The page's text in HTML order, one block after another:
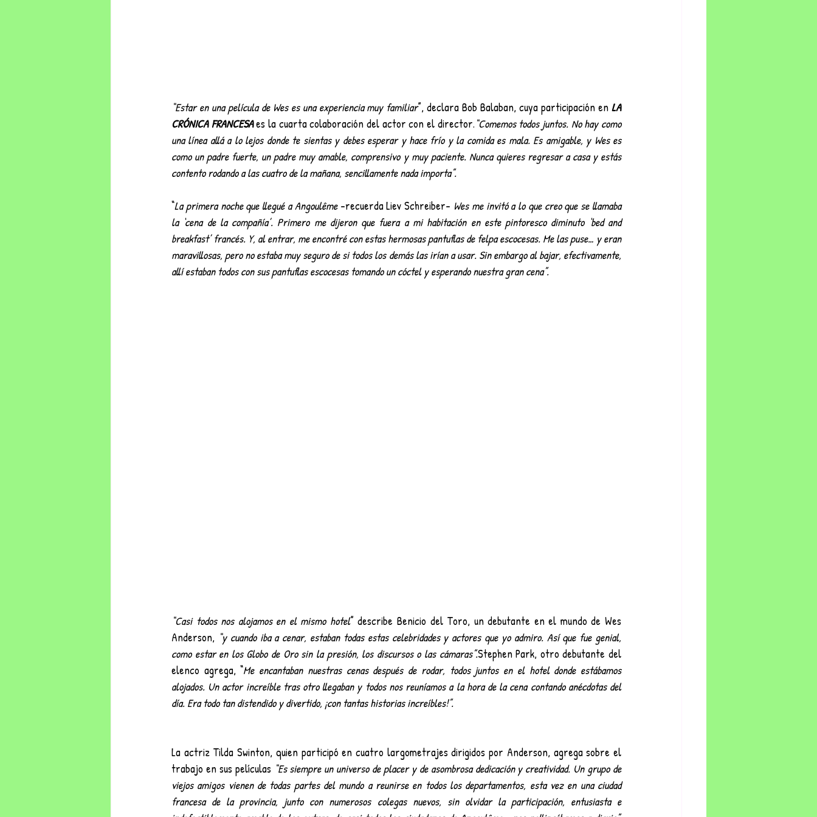
“Estar en una película de Wes es una experiencia muy familiar”, declara Bob Balaban, cuya participación en LA
CRÓNICA FRANCESA es la cuarta colaboración del actor con el director. “Comemos todos juntos. No hay como
una línea allá a lo lejos donde te sientas y debes esperar y hace frío y la comida es mala. Es amigable, y Wes es
como un padre fuerte, un padre muy amable, comprensivo y muy paciente. Nunca quieres regresar a casa y estás
contento rodando a las cuatro de la mañana, sencillamente nada importa”.
“La primera noche que llegué a Angoulême –recuerda Liev Schreiber– Wes me invitó a lo que creo que se llamaba
la ‘cena de la compañía’. Primero me dijeron que fuera a mi habitación en este pintoresco diminuto ‘bed and
breakfast’ francés. Y, al entrar, me encontré con estas hermosas pantuflas de felpa escocesas. Me las puse… y eran
maravillosas, pero no estaba muy seguro de si todos los demás las irían a usar. Sin embargo al bajar, efectivamente,
allí estaban todos con sus pantuflas escocesas tomando un cóctel y esperando nuestra gran cena”.
“Casi todos nos alojamos en el mismo hotel” describe Benicio del Toro, un debutante en el mundo de Wes
Anderson, “y cuando iba a cenar, estaban todas estas celebridades y actores que yo admiro. Así que fue genial,
como estar en los Globo de Oro sin la presión, los discursos o las cámaras”.Stephen Park, otro debutante del
elenco agrega, “Me encantaban nuestras cenas después de rodar, todos juntos en el hotel donde estábamos
alojados. Un actor increíble tras otro llegaban y todos nos reuníamos a la hora de la cena contando anécdotas del
día. Era todo tan distendido y divertido, ¡con tantas historias increíbles!”.
La actriz Tilda Swinton, quien participó en cuatro largometrajes dirigidos por Anderson, agrega sobre el
trabajo en sus películas “Es siempre un universo de placer y de asombrosa dedicación y creatividad. Un grupo de
viejos amigos vienen de todas partes del mundo a reunirse en todos los departamentos, esta vez en una ciudad
francesa de la provincia, junto con numerosos colegas nuevos, sin olvidar la participación, entusiasta e